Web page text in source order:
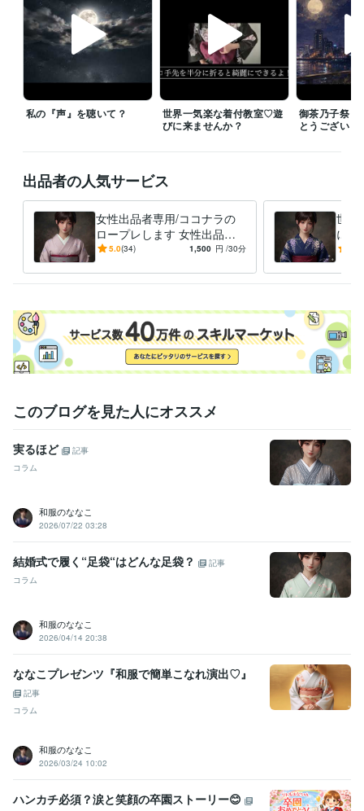
※子供が小さいためお約束はできません
◻︎寝かしつけの時に私も寝てしまう日が多いです
夜中や明け方起きる時もあります
タイミング合わなくてもめげずに連絡してね♡
◻︎noteでもココナラ宣伝中♡
◻︎コンテンツマーケット出品中♡
ライフスタイル・その他 / アドバイザー
受賞歴
レギュラーランク ゴールドランク プラチナランク 実績100件
実績
200件
実績300件 表裏/私はあなたを待たない
女の子を育てる
全ての人へ 世界でたった1人の大切なあなたへ
実績400件 実績500
得意分野
住まい・美容・生活相談 振袖コーディネート・ご案内
お着物に関す
る知識
私の『声』を聴いて？
世界一気楽な着付教室♡遊
びに来ませんか？
御茶乃子祭々
とうございま
出品者の人気サービス
女性出品者専用/ココナラの
ロープレします 女性出品者
様は月1回迄or月8万以上ご利
5.0(34) 1,500 円 /30分
世界
に楽
と素
れ
このブログを見た人にオススメ
実るほど
記事
コラム
和服のななこ
2026/07/22 03:28
結婚式で履く“足袋“はどんな足袋？
記事
コラム
和服のななこ
2026/04/14 20:38
ななこプレゼンツ『和服で簡単こなれ演出♡』
記事
コラム
和服のななこ
2026/03/24 10:02
ハンカチ必須？涙と笑顔の卒園ストーリー😊